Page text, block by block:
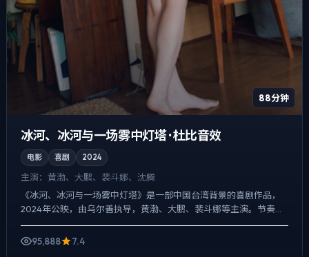
88分钟
冰河、冰河与一场雾中灯塔 · 杜比音效
电影 喜剧 2024
主演： 黄渤、大鹏、裴斗娜、沈腾
《冰河、冰河与一场雾中灯塔》是一部中国台湾背景的喜剧作品，
2024年公映，由乌尔善执导，黄渤、大鹏、裴斗娜等主演。节奏先
抑后扬，前半段铺陈日常，后半段陡然收紧，爱情线并不喧宾夺...
95,888
7.4